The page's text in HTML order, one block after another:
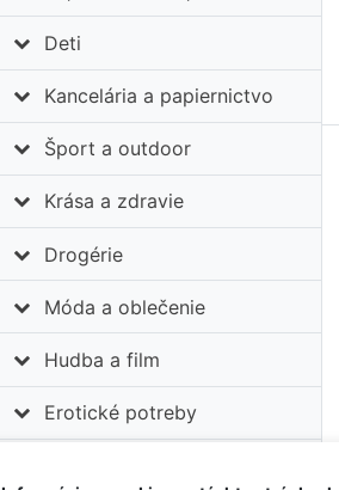
Deti
Kancelária a papiernictvo
Šport a outdoor
Krása a zdravie
Drogérie
Móda a oblečenie
Hudba a film
Erotické potreby